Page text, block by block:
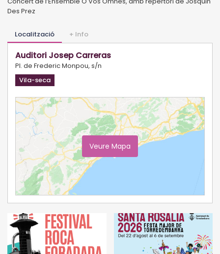
Des Prez
Localització + Info
Auditori Josep Carreras
Pl. de Frederic Monpou, s/n
Vila-seca
Veure Mapa